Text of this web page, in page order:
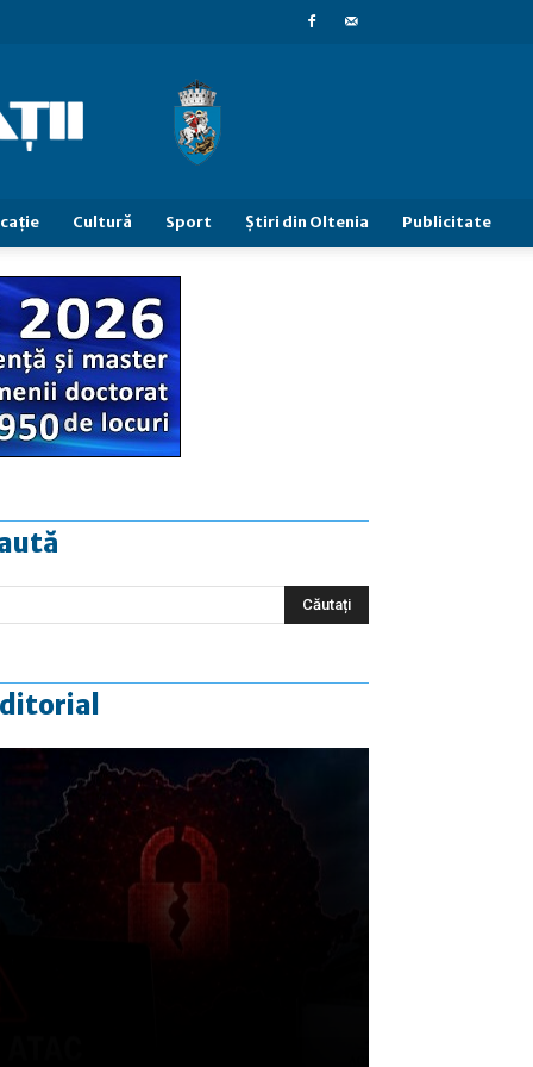
Cultură Sport Știri din Oltenia Publicitate